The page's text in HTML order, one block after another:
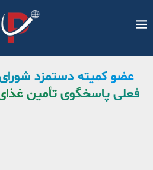
عضو کمیته دستمزد
فعلی پاسخگوی تأمین